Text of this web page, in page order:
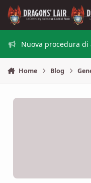
Vai al contenuto
Nuova procedura
Home Blog